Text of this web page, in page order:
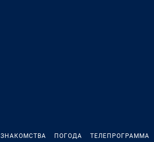
ЗНАКОМСТВА ПОГОДА ТЕЛЕПРОГРАММА